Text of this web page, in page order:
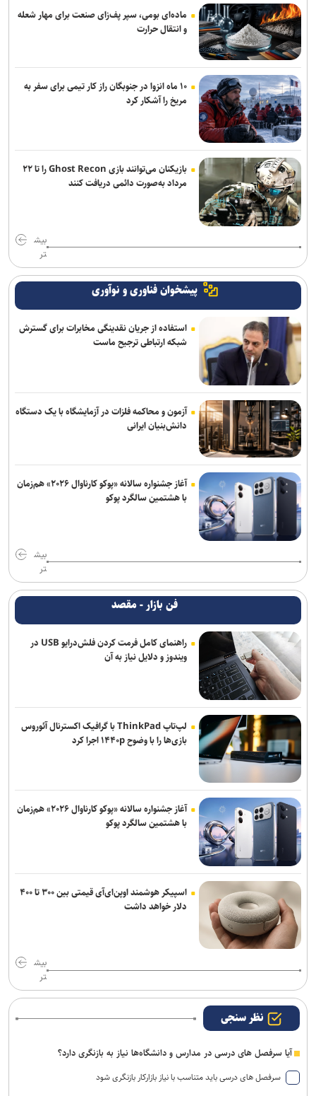
تدوین چارچوب ایرانی ـ اسلامی توسعه هوش‌مصنوعی مسئولانه ضرورت
راه‌اندازی رصدخانه فناوری‌های قرآنی
حجت الاسلام خسروپناه در پیامی انتصاب محسن رضایی به دبیر شورای
عالی امنیت ملی را تبریک گفت
ماده‌ای بومی، سپر پف‌زای صنعت برای مهار شعله
و انتقال حرارت
۱۰ ماه انزوا در جنوبگان راز کار تیمی برای سفر به
مریخ را آشکار کرد
بازیکنان می‌توانند بازی Ghost Recon را تا ۲۲
مرداد به‌صورت دائمی دریافت کنند
بیش
تر
پیشخوان فناوری و نوآوری
استفاده از جریان نقدینگی مخابرات برای گسترش
شبکه ارتباطی ترجیح ماست
آزمون و محاکمه فلزات در آزمایشگاه با یک دستگاه
دانش‌بنیان ایرانی
آغاز جشنواره سالانه «پوکو کارناوال ۲۰۲۶» هم‌زمان
با هشتمین سالگرد پوکو
بیش
تر
فن بازار - مقصد
راهنمای کامل فرمت کردن فلش‌درایو USB در
ویندوز و دلایل نیاز به آن
لپ‌تاپ ThinkPad با گرافیک اکسترنال آئوروس
بازی‌ها را با وضوح ۱۴۴۰p اجرا کرد
آغاز جشنواره سالانه «پوکو کارناوال ۲۰۲۶» هم‌زمان
با هشتمین سالگرد پوکو
اسپیکر هوشمند اوپن‌ای‌آی قیمتی بین ۳۰۰ تا ۴۰۰
دلار خواهد داشت
بیش
تر
نظر سنجی
آیا سرفصل های درسی در مدارس و دانشگاه‌ها نیاز به بازنگری دارد؟
سرفصل های درسی باید متناسب با نیاز بازارکار بازنگری شود